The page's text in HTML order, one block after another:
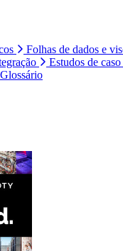
Folhas de dados e
Estudos de caso
Glossário